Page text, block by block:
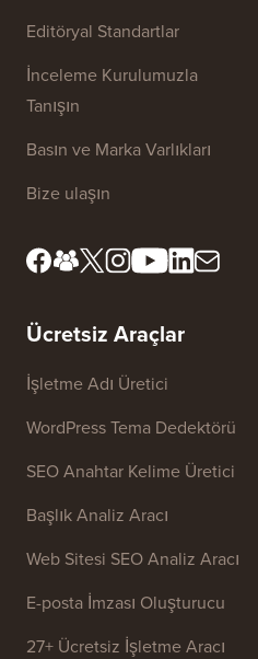
Editöryal Standartlar
İnceleme Kurulumuzla
Tanışın
Basın ve Marka Varlıkları
Bize ulaşın
Ücretsiz Araçlar
İşletme Adı Üretici
WordPress Tema Dedektörü
SEO Anahtar Kelime Üretici
Başlık Analiz Aracı
Web Sitesi SEO Analiz Aracı
E-posta İmzası Oluşturucu
27+ Ücretsiz İşletme Aracı